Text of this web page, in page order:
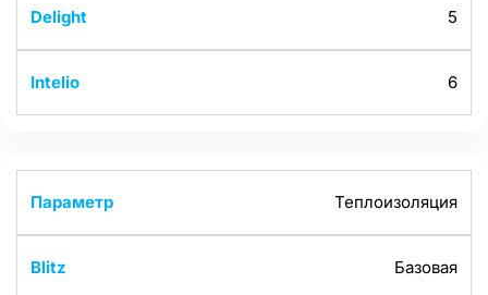
5
6
Теплоизоляция
Базовая